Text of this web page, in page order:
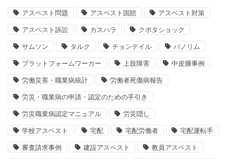
アスベスト問題 アスベスト国賠 アスベスト対策
アスベスト訴訟 カスハラ クボタショック
サムソン タルク チョンテイル パノリム
プラットフォームワーカー 上肢障害 中皮腫事例
労働災害・職業病統計 労働者死傷病報告
労災・職業病の申請・認定のための手引き
労災職業病認定マニュアル 労災隠し
学校アスベスト 宅配 宅配労働者 宅配運転手
審査請求事例 建設アスベスト 教員アスベスト